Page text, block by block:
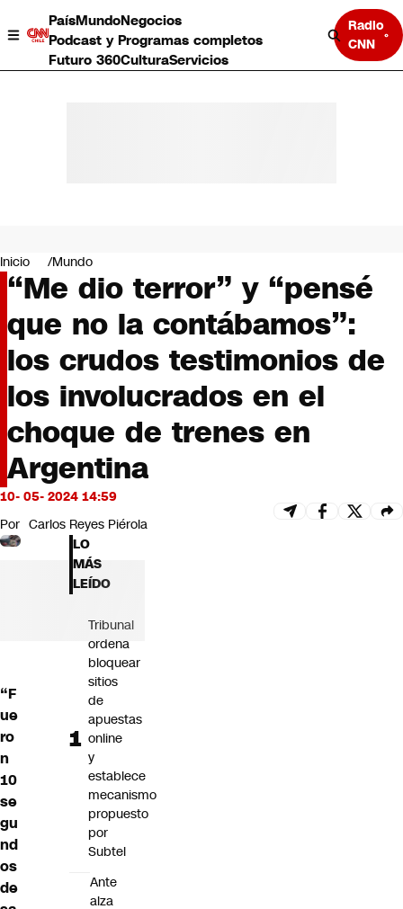
PaísMundoNegocios
Podcast y Programas completos
Futuro 360CulturaServicios
Radio
CNN
Negocios
Deportes
Programas completos
Cultura
Servicios
Bits
CNN tiempo
Futuro 360
Opinión
Inicio Mundo
“Me dio terror” y “pensé
que no la contábamos”:
los crudos testimonios de
los involucrados en el
choque de trenes en
Argentina
10- 05- 2024 14:59
Por Carlos Reyes Piérola
“F
ue
ro
n
10
se
gu
nd
os
de
LO
MÁS
LEÍDO
Tribunal
ordena
bloquear
sitios
de
apuestas
online
y
establece
mecanismo
propuesto
por
Subtel
Ante
alza